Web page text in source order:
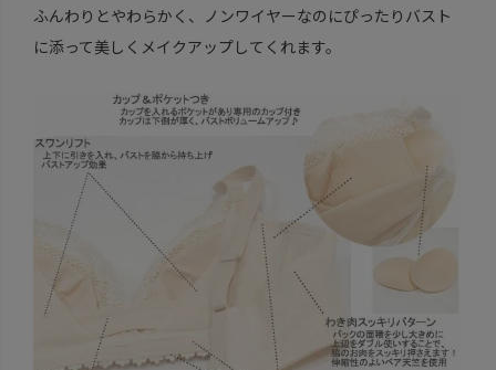
ふんわりとやわらかく、ノンワイヤーなのにぴったりバスト
に添って美しくメイクアップしてくれます。